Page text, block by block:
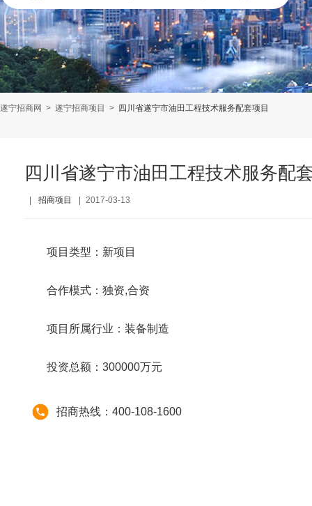
遂宁招商网 > 遂宁招商项目 > 四川省遂宁市油田工程技术服务配套项目
四川省遂宁市油田工程技术服务配
招商项目 2017-03-13
项目类型：新项目
合作模式：独资,合资
项目所属行业：装备制造
投资总额：300000万元
招商热线：400-108-1600